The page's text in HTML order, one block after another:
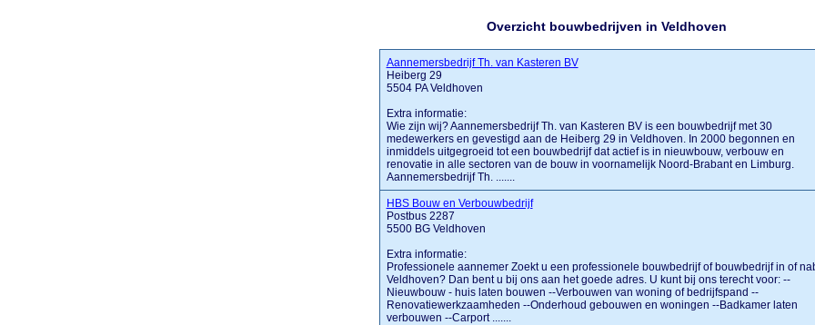
Overzicht bouwbedrijven in Veldhoven
Aannemersbedrijf Th. van Kasteren BV
Heiberg 29
5504 PA Veldhoven
Extra informatie:
Wie zijn wij? Aannemersbedrijf Th. van Kasteren BV is een bouwbedrijf met 30
medewerkers en gevestigd aan de Heiberg 29 in Veldhoven. In 2000 begonnen en
inmiddels uitgegroeid tot een bouwbedrijf dat actief is in nieuwbouw, verbouw en
renovatie in alle sectoren van de bouw in voornamelijk Noord-Brabant en Limburg.
Aannemersbedrijf Th. .......
HBS Bouw en Verbouwbedrijf
Postbus 2287
5500 BG Veldhoven
Extra informatie:
Professionele aannemer Zoekt u een professionele bouwbedrijf of bouwbedrijf in of
Veldhoven? Dan bent u bij ons aan het goede adres. U kunt bij ons terecht voor: --
Nieuwbouw - huis laten bouwen --Verbouwen van woning of bedrijfspand --
Renovatiewerkzaamheden --Onderhoud gebouwen en woningen --Badkamer laten
verbouwen --Carport .......